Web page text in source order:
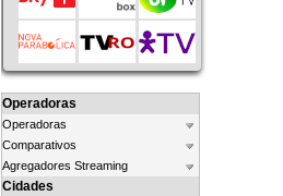
Operadoras
Operadoras
Comparativos
Agregadores Streaming
Cidades